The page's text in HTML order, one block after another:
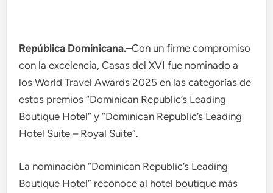
República Dominicana.–Con un firme compromiso
con la excelencia, Casas del XVI fue nominado a
los World Travel Awards 2025 en las categorías de
estos premios “Dominican Republic’s Leading
Boutique Hotel” y “Dominican Republic’s Leading
Hotel Suite – Royal Suite”.
La nominación “Dominican Republic’s Leading
Boutique Hotel” reconoce al hotel boutique más